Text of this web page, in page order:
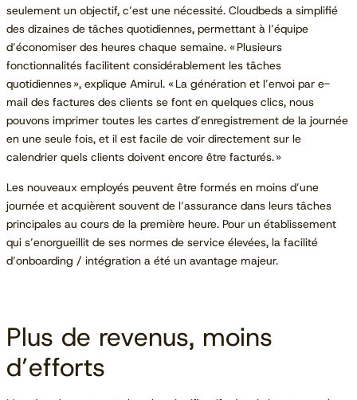
seulement un objectif, c’est une nécessité. Cloudbeds a simplifié
des dizaines de tâches quotidiennes, permettant à l’équipe
d’économiser des heures chaque semaine. « Plusieurs
fonctionnalités facilitent considérablement les tâches
quotidiennes », explique Amirul. « La génération et l’envoi par e-
mail des factures des clients se font en quelques clics, nous
pouvons imprimer toutes les cartes d’enregistrement de la journée
en une seule fois, et il est facile de voir directement sur le
calendrier quels clients doivent encore être facturés. »
Les nouveaux employés peuvent être formés en moins d’une
journée et acquièrent souvent de l’assurance dans leurs tâches
principales au cours de la première heure. Pour un établissement
qui s’enorgueillit de ses normes de service élevées, la facilité
d’onboarding / intégration a été un avantage majeur.
Plus de revenus, moins
d’efforts